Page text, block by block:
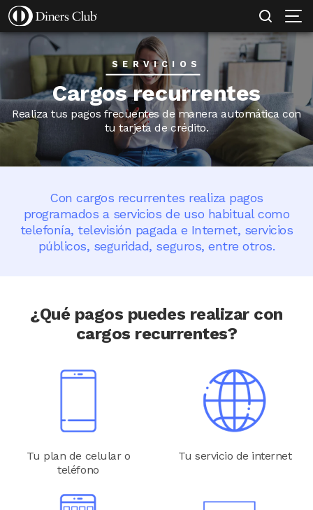
Pasar
al
contenido
principal
SERVICIOS
Cargos recurrentes
Realiza tus pagos frecuentes de manera automática con
tu tarjeta de crédito.
Con cargos recurrentes realiza pagos
programados a servicios de uso habitual como
telefonía, televisión pagada e Internet, servicios
públicos, seguridad, seguros, entre otros.
¿Qué pagos puedes realizar con
cargos recurrentes?
Image
Tu plan de celular o
teléfono
Image
Tu servicio de internet
Image Image